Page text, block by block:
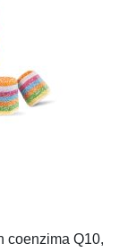
coenzima Q10,